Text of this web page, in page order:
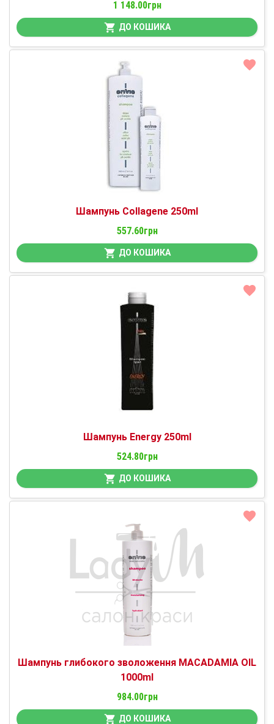
1 148.00грн
ДО КОШИКА
Шампунь Collagene 250ml
557.60грн
ДО КОШИКА
Шампунь Energy 250ml
524.80грн
ДО КОШИКА
Шампунь глибокого зволоження MACADAMIA OIL
1000ml
984.00грн
ДО КОШИКА